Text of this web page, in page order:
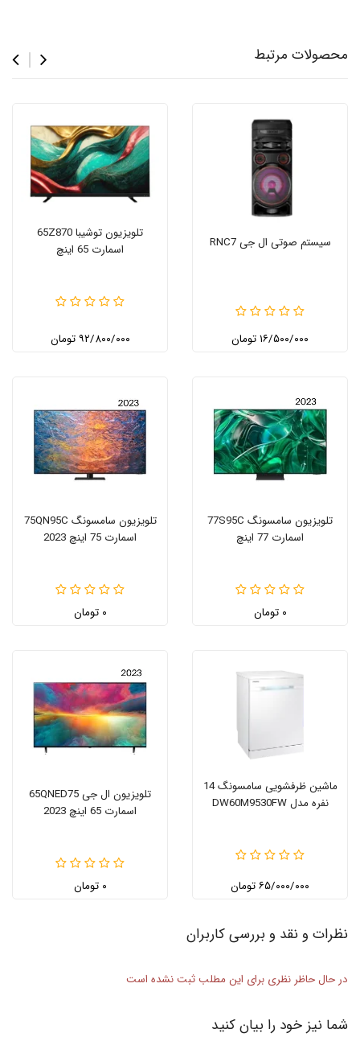
محصولات مرتبط
سیستم صوتی ال جی RNC7
۱۶/۵۰۰/۰۰۰ تومان
تلویزیون توشیبا 65Z870
اسمارت 65 اینچ
۹۲/۸۰۰/۰۰۰ تومان
تلویزیون سامسونگ 77S95C
اسمارت 77 اینچ
۰ تومان
تلویزیون سامسونگ 75QN95C
اسمارت 75 اینچ 2023
۰ تومان
ماشین ظرفشویی سامسونگ 14
نفره مدل DW60M9530FW
۶۵/۰۰۰/۰۰۰ تومان
تلویزیون ال جی 65QNED75
اسمارت 65 اینچ 2023
۰ تومان
نظرات و نقد و بررسی کاربران
در حال حاظر نظری برای این مطلب ثبت نشده است
شما نیز خود را بیان کنید